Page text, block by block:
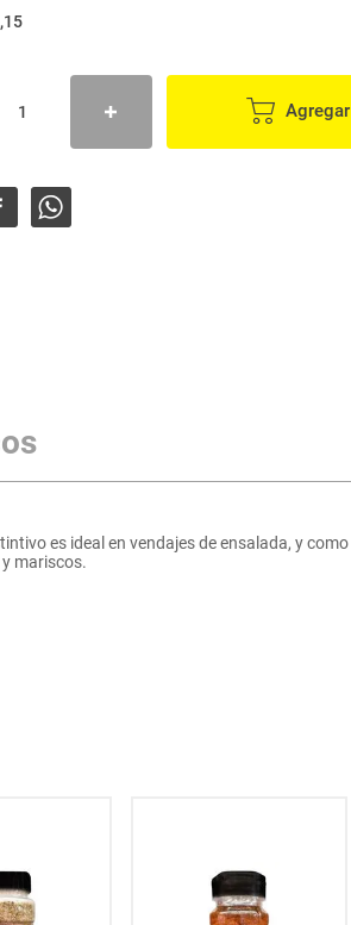
Agregar
es ideal en vendajes de ensalada, y como
mariscos.